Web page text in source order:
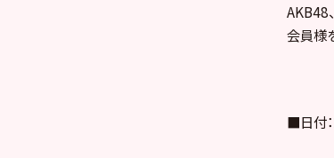
AKB48
会員様
■日付